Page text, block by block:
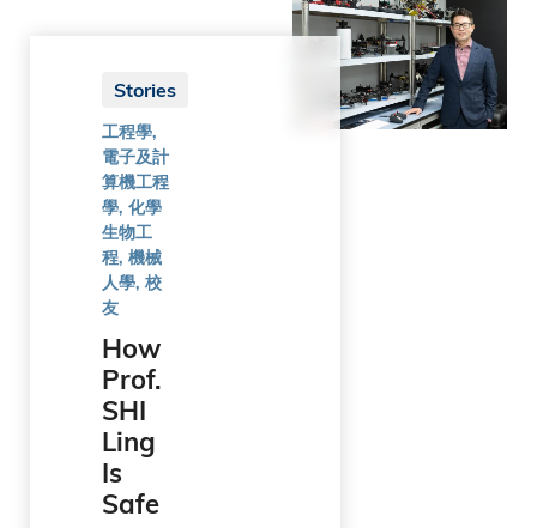
蘭
卡
Stories
工程學,
電子及計
算機工程
學, 化學
生物工
程, 機械
人學, 校
友
How
Prof.
SHI
Ling
Is
Safe